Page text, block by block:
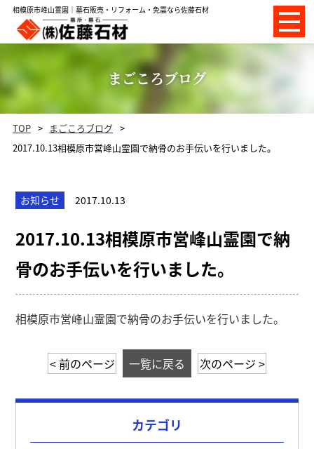
相模原市峰山霊園｜墓石販売・リフォーム・免震なら佐藤石材
まごころブログ
TOP
まごころブログ
2017.10.13相模原市営峰山霊園で納骨のお手伝いを行いました。
お知らせ 2017.10.13
2017.10.13相模原市営峰山霊園で納
骨のお手伝いを行いました。
相模原市営峰山霊園で納骨のお手伝いを行いました。
< 前のページ 一覧に戻る 次のページ >
カテゴリ